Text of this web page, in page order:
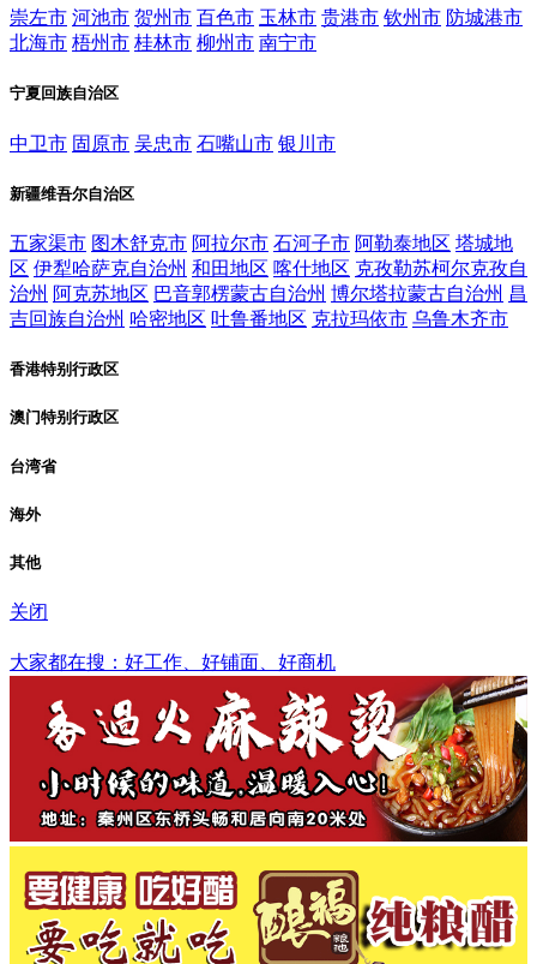
崇左市 河池市 贺州市 百色市 玉林市 贵港市 钦州市 防城港市
北海市 梧州市 桂林市 柳州市 南宁市
宁夏回族自治区
中卫市 固原市 吴忠市 石嘴山市 银川市
新疆维吾尔自治区
五家渠市 图木舒克市 阿拉尔市 石河子市 阿勒泰地区 塔城地
区 伊犁哈萨克自治州 和田地区 喀什地区 克孜勒苏柯尔克孜自
治州 阿克苏地区 巴音郭楞蒙古自治州 博尔塔拉蒙古自治州 昌
吉回族自治州 哈密地区 吐鲁番地区 克拉玛依市 乌鲁木齐市
香港特别行政区
澳门特别行政区
台湾省
海外
其他
关闭
大家都在搜：好工作、好铺面、好商机